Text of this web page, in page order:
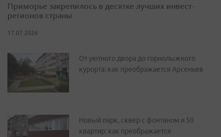
Приморье закрепилось в десятке лучших инвест-
регионов страны
17.07.2026
От уютного двора до горнолыжного
курорта: как преображается Арсеньев
Новый парк, сквер с фонтаном и 50
квартир: как преображается